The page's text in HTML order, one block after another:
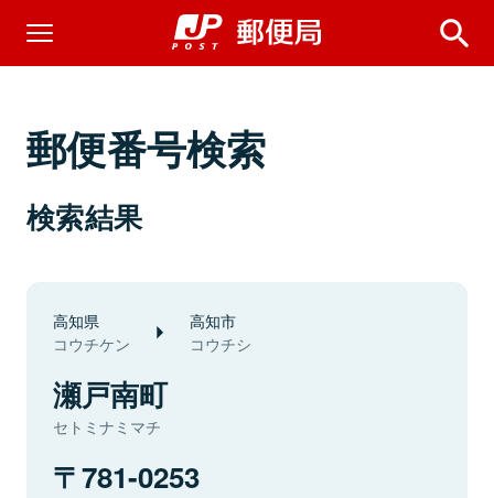
郵便番号検索
検索結果
高知県
コウチケン
高知市
コウチシ
瀬戸南町
セトミナミマチ
781-0253